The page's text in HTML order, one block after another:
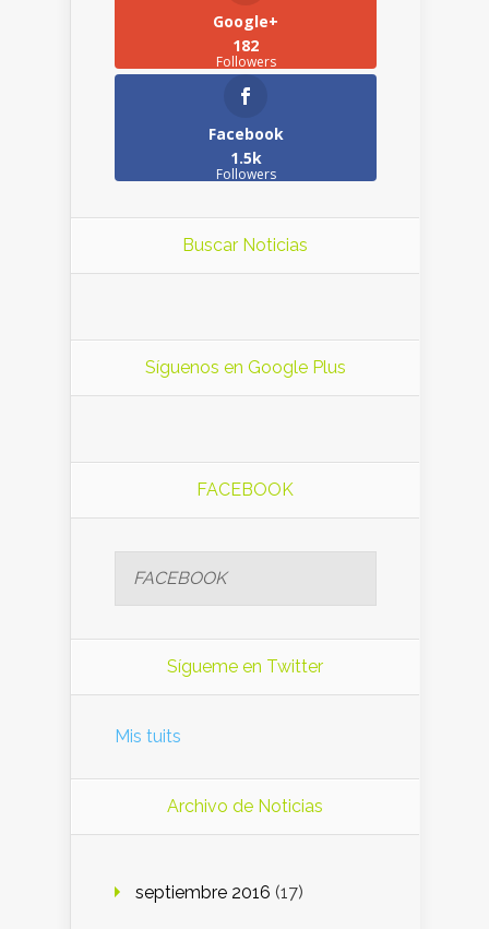
Google+
182
Followers
Facebook
1.5k
Followers
Buscar Noticias
Síguenos en Google Plus
FACEBOOK
FACEBOOK
Sígueme en Twitter
Mis tuits
Archivo de Noticias
septiembre 2016 (17)